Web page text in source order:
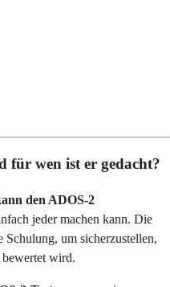
für wen ist er gedacht?
den ADOS-2
jeder machen kann. Die
Schulung, um sicherzustellen,
bewertet wird.